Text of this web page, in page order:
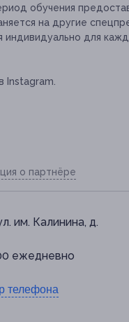
обучения
на другие
индивидуально для
Instagram.
о партнёре
им. Калинина, д.
ежедневно
телефона